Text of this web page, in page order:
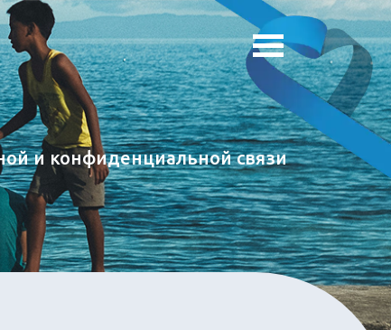
и конфиденциальной связи